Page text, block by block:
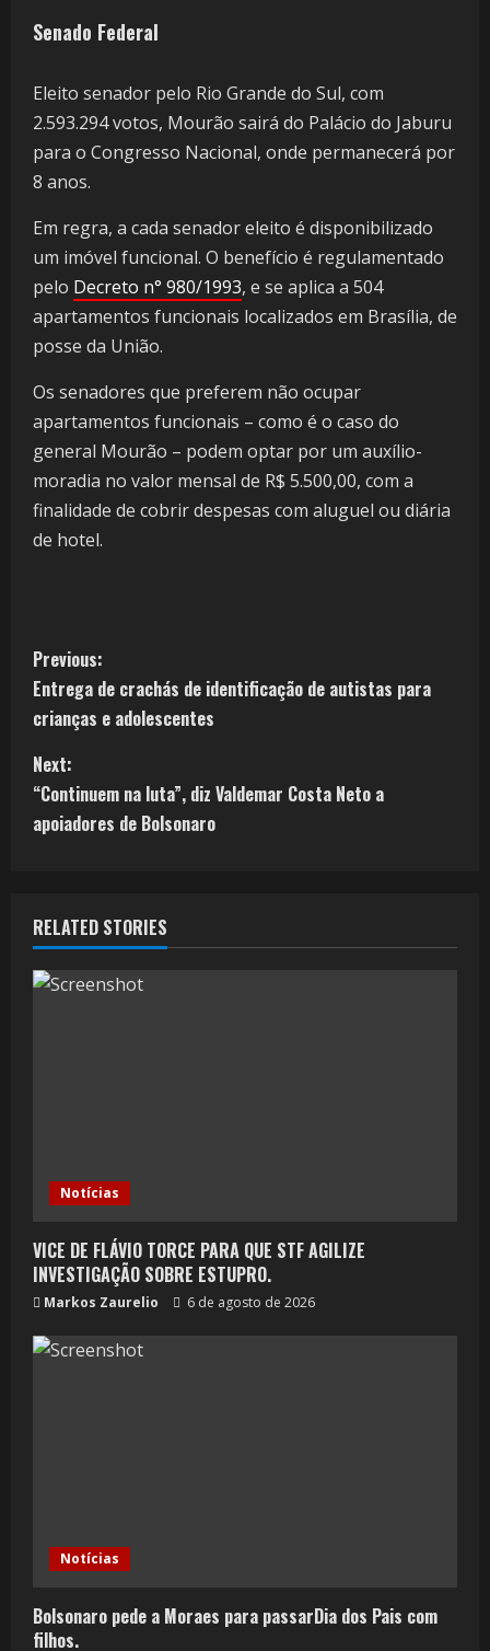
Senado Federal
Eleito senador pelo Rio Grande do Sul, com
2.593.294 votos, Mourão sairá do Palácio do Jaburu
para o Congresso Nacional, onde permanecerá por
8 anos.
Em regra, a cada senador eleito é disponibilizado
um imóvel funcional. O benefício é regulamentado
pelo Decreto n° 980/1993, e se aplica a 504
apartamentos funcionais localizados em Brasília, de
posse da União.
Os senadores que preferem não ocupar
apartamentos funcionais – como é o caso do
general Mourão – podem optar por um auxílio-
moradia no valor mensal de R$ 5.500,00, com a
finalidade de cobrir despesas com aluguel ou diária
de hotel.
Previous:
Entrega de crachás de identificação de autistas para
crianças e adolescentes
Next:
“Continuem na luta”, diz Valdemar Costa Neto a
apoiadores de Bolsonaro
RELATED STORIES
Notícias
VICE DE FLÁVIO TORCE PARA QUE STF AGILIZE
INVESTIGAÇÃO SOBRE ESTUPRO.
Markos Zaurelio 6 de agosto de 2026
Notícias
Bolsonaro pede a Moraes para passarDia dos Pais com
filhos.